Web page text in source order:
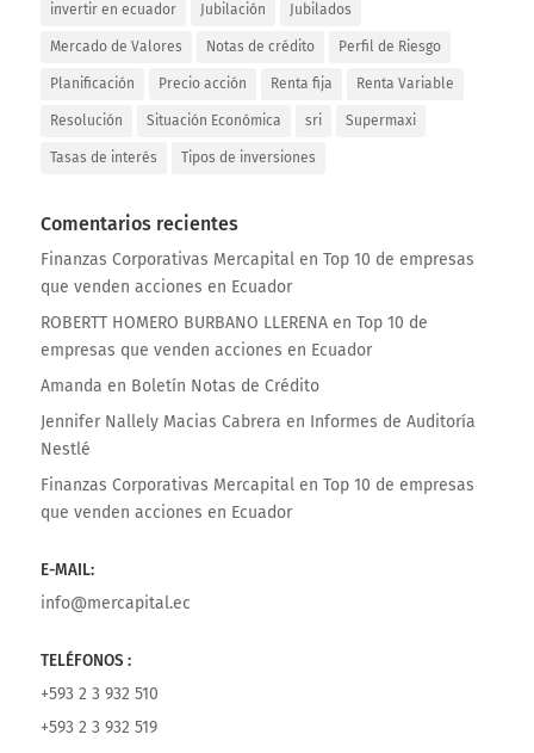
invertir en ecuador Jubilación Jubilados
Mercado de Valores Notas de crédito Perfil de Riesgo
Planificación Precio acción Renta fija Renta Variable
Resolución Situación Económica sri Supermaxi
Tasas de interés Tipos de inversiones
Comentarios recientes
Finanzas Corporativas Mercapitalen Top 10 de empresas
que venden acciones en Ecuador
ROBERTT HOMERO BURBANO LLERENAen Top 10 de
empresas que venden acciones en Ecuador
Amanda en Boletín Notas de Crédito
Jennifer Nallely Macias Cabrera en Informes de Auditoría
Nestlé
Finanzas Corporativas Mercapitalen Top 10 de empresas
que venden acciones en Ecuador
E-MAIL:
info@mercapital.ec
TELÉFONOS :
+593 2 3 932 510
+593 2 3 932 519